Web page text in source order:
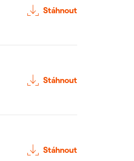
Stáhnout
Stáhnout
Stáhnout